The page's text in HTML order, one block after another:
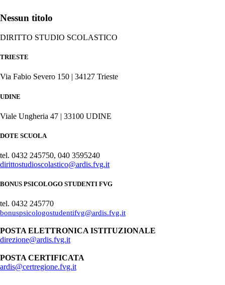
Nessun titolo
DIRITTO STUDIO SCOLASTICO
TRIESTE
Via Fabio Severo 150 | 34127 Trieste
UDINE
Viale Ungheria 47 | 33100 UDINE
DOTE SCUOLA
tel. 0432 245750, 040 3595240
dirittostudioscolastico@ardis.fvg.it
BONUS PSICOLOGO STUDENTI FVG
tel. 0432 245770
bonuspsicologostudentifvg@ardis.fvg.it
POSTA ELETTRONICA ISTITUZIONALE
direzione@ardis.fvg.it
POSTA CERTIFICATA
ardis@certregione.fvg.it